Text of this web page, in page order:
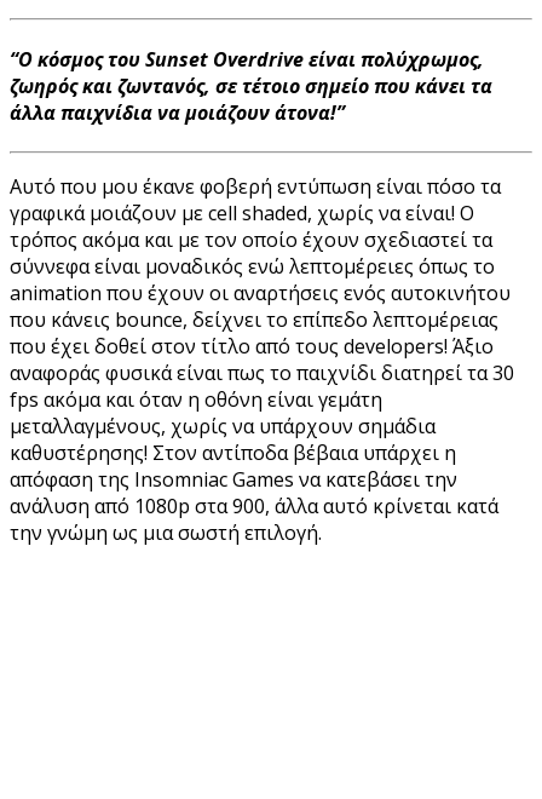
“Ο κόσμος του Sunset Overdrive είναι πολύχρωμος,
ζωηρός και ζωντανός, σε τέτοιο σημείο που κάνει τα
άλλα παιχνίδια να μοιάζουν άτονα!”
Αυτό που μου έκανε φοβερή εντύπωση είναι πόσο τα
γραφικά μοιάζουν με cell shaded, χωρίς να είναι! Ο
τρόπος ακόμα και με τον οποίο έχουν σχεδιαστεί τα
σύννεφα είναι μοναδικός ενώ λεπτομέρειες όπως το
animation που έχουν οι αναρτήσεις ενός αυτοκινήτου
που κάνεις bounce, δείχνει το επίπεδο λεπτομέρειας
που έχει δοθεί στον τίτλο από τους developers! Άξιο
αναφοράς φυσικά είναι πως το παιχνίδι διατηρεί τα 30
fps ακόμα και όταν η οθόνη είναι γεμάτη
μεταλλαγμένους, χωρίς να υπάρχουν σημάδια
καθυστέρησης! Στον αντίποδα βέβαια υπάρχει η
απόφαση της Insomniac Games να κατεβάσει την
ανάλυση από 1080p στα 900, άλλα αυτό κρίνεται κατά
την γνώμη ως μια σωστή επιλογή.